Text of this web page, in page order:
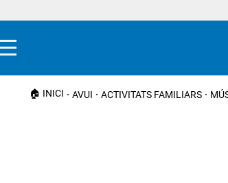
Menú
🏠 INICI AVUI ACTIVITATS FAMILIARS